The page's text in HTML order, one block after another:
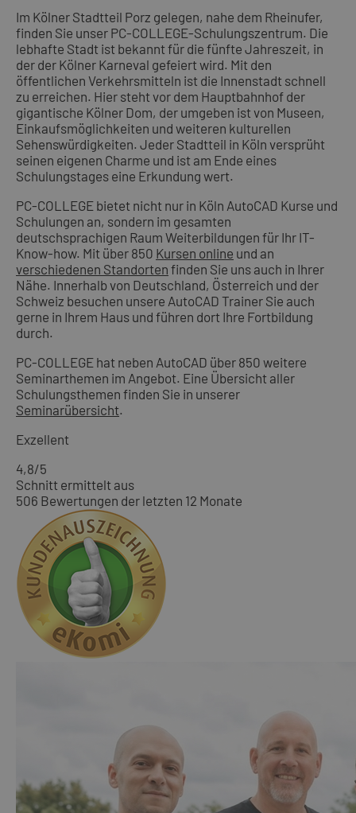
Im Kölner Stadtteil Porz gelegen, nahe dem Rheinufer,
finden Sie unser PC-COLLEGE-Schulungszentrum. Die
lebhafte Stadt ist bekannt für die fünfte Jahreszeit, in
der der Kölner Karneval gefeiert wird. Mit den
öffentlichen Verkehrsmitteln ist die Innenstadt schnell
zu erreichen. Hier steht vor dem Hauptbahnhof der
gigantische Kölner Dom, der umgeben ist von Museen,
Einkaufsmöglichkeiten und weiteren kulturellen
Sehenswürdigkeiten. Jeder Stadtteil in Köln versprüht
seinen eigenen Charme und ist am Ende eines
Schulungstages eine Erkundung wert.
PC-COLLEGE bietet nicht nur in Köln AutoCAD Kurse und
Schulungen an, sondern im gesamten
deutschsprachigen Raum Weiterbildungen für Ihr IT-
Know-how. Mit über 850 Kursen online und an
verschiedenen Standorten finden Sie uns auch in Ihrer
Nähe. Innerhalb von Deutschland, Österreich und der
Schweiz besuchen unsere AutoCAD Trainer Sie auch
gerne in Ihrem Haus und führen dort Ihre Fortbildung
durch.
PC-COLLEGE hat neben AutoCAD über 850 weitere
Seminarthemen im Angebot. Eine Übersicht aller
Schulungsthemen finden Sie in unserer
Seminarübersicht.
Exzellent
4,8/5
Schnitt ermittelt aus
506 Bewertungen der letzten 12 Monate